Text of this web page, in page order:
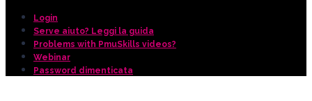
Login
Serve aiuto? Leggi la guida
Problems with PmuSkills videos?
Webinar
Password dimenticata